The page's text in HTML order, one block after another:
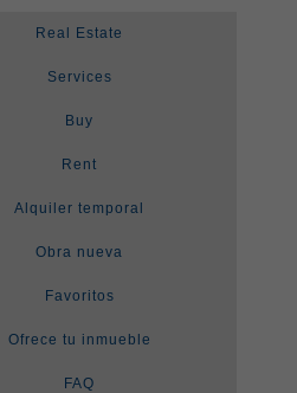
Real Estate
Services
Buy
Rent
Alquiler temporal
Obra nueva
Favoritos
Ofrece tu inmueble
FAQ